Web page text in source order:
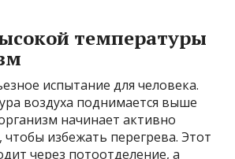
температуры
испытание для человека.
воздуха поднимается выше
начинает активно
чтобы избежать перегрева. Этот
через потоотделение, а